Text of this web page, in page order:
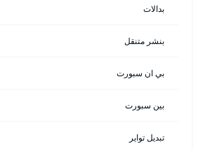
بدالات
بنشر متنقل
بي ان سبورت
بين سبورت
تبديل تواير